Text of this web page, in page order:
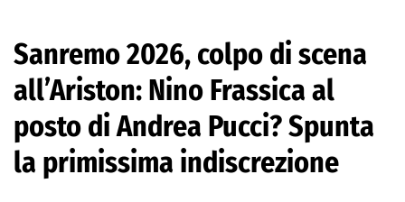
Sanremo 2026, colpo di scena
all’Ariston: Nino Frassica al
posto di Andrea Pucci? Spunta
la primissima indiscrezione